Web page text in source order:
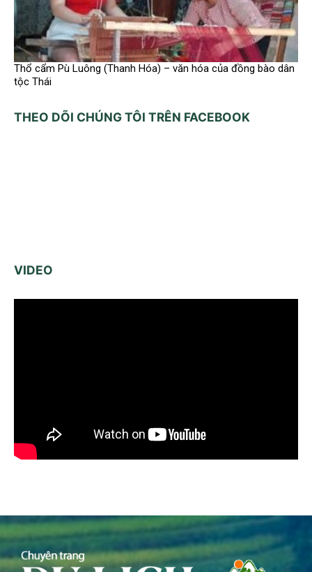
Thổ cẩm Pù Luông (Thanh Hóa) – văn hóa của đồng bào dân
tộc Thái
THEO DÕI CHÚNG TÔI TRÊN FACEBOOK
VIDEO